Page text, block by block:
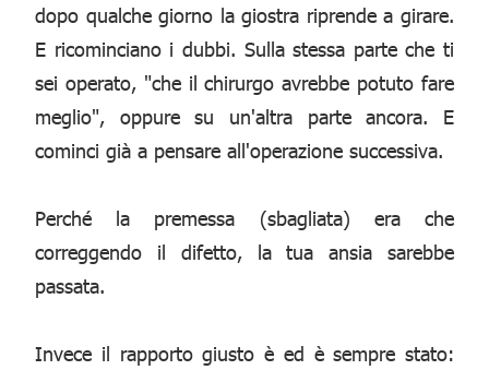
dopo qualche giorno la giostra riprende a girare.
E ricominciano i dubbi. Sulla stessa parte che ti
sei operato, "che il chirurgo avrebbe potuto fare
meglio", oppure su un'altra parte ancora. E
cominci già a pensare all'operazione successiva.
Perché la premessa (sbagliata) era che
correggendo il difetto, la tua ansia sarebbe
passata.
Invece il rapporto giusto è ed è sempre stato: